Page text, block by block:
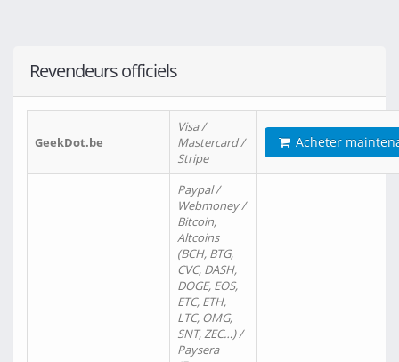
Revendeurs officiels
GeekDot.be
Visa /
Mastercard /
Stripe
Acheter
Paypal /
Webmoney /
Bitcoin,
Altcoins
(BCH, BTG,
CVC, DASH,
DOGE, EOS,
ETC, ETH,
LTC, OMG,
SNT, ZEC…) /
Paysera